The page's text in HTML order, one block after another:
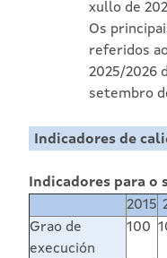
xullo de
Os
referidos
2025/2026
setembro
Indicadores de
Indicadores para o
2015
Grao de
execución
100